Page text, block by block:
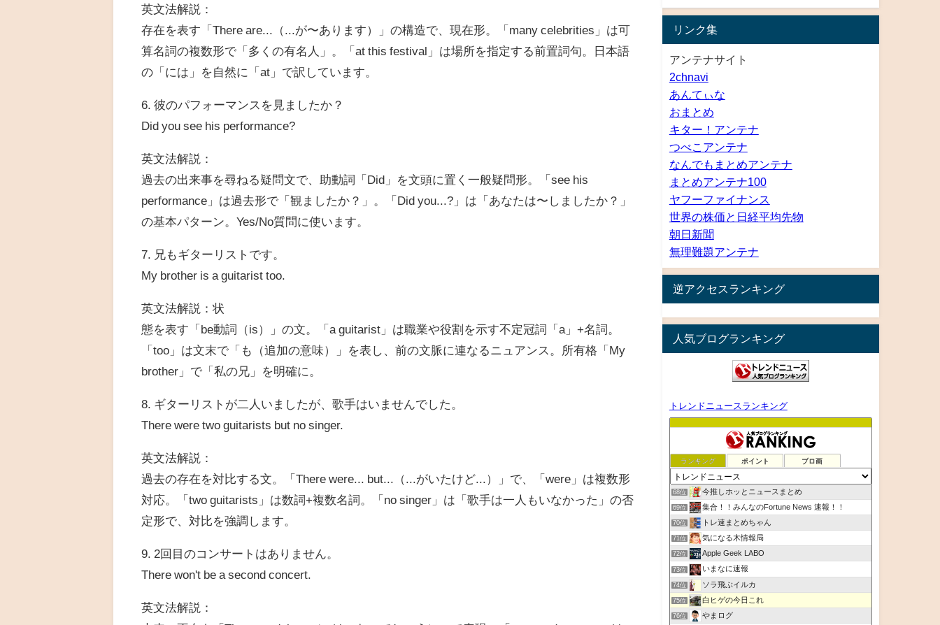
英文法解説：
存在を表す「There are...（...が〜あります）」の構造で、現在形。「many celebrities」は可
算名詞の複数形で「多くの有名人」。「at this festival」は場所を指定する前置詞句。日本語
の「には」を自然に「at」で訳しています。
6. 彼のパフォーマンスを見ましたか？
Did you see his performance?
英文法解説：
過去の出来事を尋ねる疑問文で、助動詞「Did」を文頭に置く一般疑問形。「see his
performance」は過去形で「観ましたか？」。「Did you...?」は「あなたは〜しましたか？」
の基本パターン。Yes/No質問に使います。
7. 兄もギターリストです。
My brother is a guitarist too.
英文法解説：状
態を表す「be動詞（is）」の文。「a guitarist」は職業や役割を示す不定冠詞「a」+名詞。
「too」は文末で「も（追加の意味）」を表し、前の文脈に連なるニュアンス。所有格「My
brother」で「私の兄」を明確に。
8. ギターリストが二人いましたが、歌手はいませんでした。
There were two guitarists but no singer.
英文法解説：
過去の存在を対比する文。「There were... but...（...がいたけど...）」で、「were」は複数形
対応。「two guitarists」は数詞+複数名詞。「no singer」は「歌手は一人もいなかった」の否
定形で、対比を強調します。
9. 2回目のコンサートはありません。
There won't be a second concert.
英文法解説：
リンク集
アンテナサイト
2chnavi
あんてぃな
おまとめ
キター！アンテナ
つべこアンテナ
なんでもまとめアンテナ
まとめアンテナ100
ヤフーファイナンス
世界の株価と日経平均先物
朝日新聞
無理難題アンテナ
逆アクセスランキング
人気ブログランキング
トレンドニュースランキング
ランキング ポイント ブロ画
68位 今推しホッとニュースまとめ
69位 集合！！みんなのFortune News 速報！！
70位 トレ速まとめちゃん
71位 気になる木情報局
72位 Apple Geek LABO
73位 いまなに速報
74位 ソラ飛ぶイルカ
75位 白ヒゲの今日これ
76位 やまログ